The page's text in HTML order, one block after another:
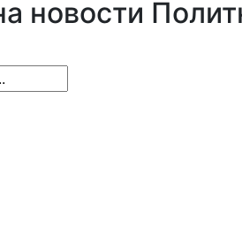
новости